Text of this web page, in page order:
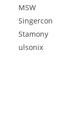
MSW
Singercon
Stamony
ulsonix